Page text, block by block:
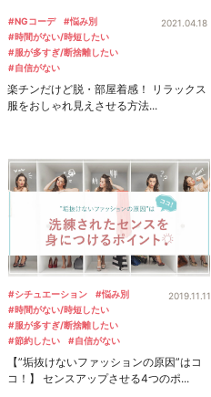
#NGコーデ
#悩み別
#時間がない/時短したい
#服が多すぎ/断捨離したい
#自信がない
2021.04.18
楽チンだけど脱・部屋着感！ リラックス
服をおしゃれ見えさせる方法...
#シチュエーション
#悩み別
#時間がない/時短したい
#服が多すぎ/断捨離したい
#節約したい
#自信がない
2019.11.11
【”垢抜けないファッションの原因”はコ
コ！】 センスアップさせる4つのポ...